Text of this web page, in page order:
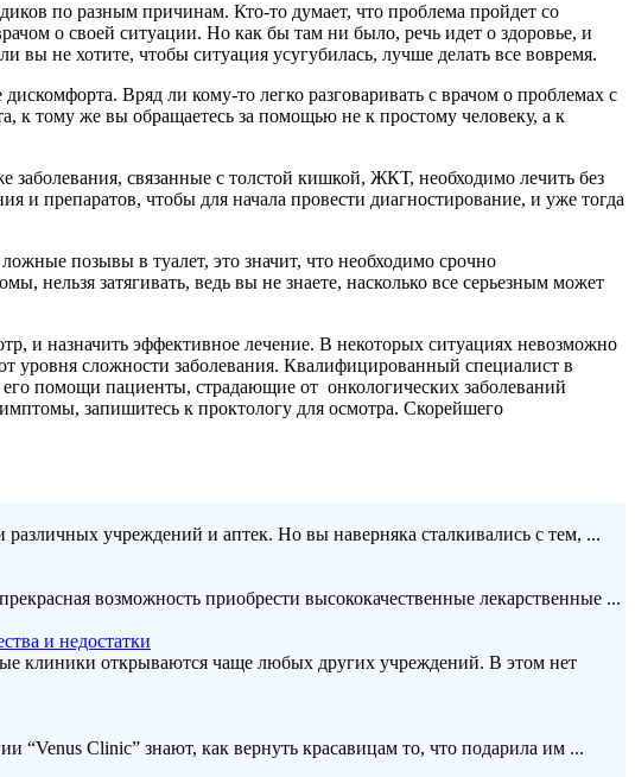
по разным причинам. Кто-то думает, что проблема пройдет со
о своей ситуации. Но как бы там ни было, речь идет о здоровье, и
вы не хотите, чтобы ситуация усугубилась, лучше делать все вовремя.
Вряд ли кому-то легко разговаривать с врачом о проблемах с
к тому же вы обращаетесь за помощью не к простому человеку, а к
связанные с толстой кишкой, ЖКТ, необходимо лечить без
препаратов, чтобы для начала провести диагностирование, и уже тогда
позывы в туалет, это значит, что необходимо срочно
нельзя затягивать, ведь вы не знаете, насколько все серьезным может
и назначить эффективное лечение. В некоторых ситуациях невозможно
уровня сложности заболевания. Квалифицированный специалист в
помощи пациенты, страдающие от онкологических заболеваний
запишитесь к проктологу для осмотра. Скорейшего
учреждений и аптек. Но вы наверняка сталкивались с тем, ...
возможность приобрести высококачественные лекарственные ...
и недостатки
клиники открываются чаще любых других учреждений. В этом нет
“Venus Clinic” знают, как вернуть красавицам то, что подарила им ...